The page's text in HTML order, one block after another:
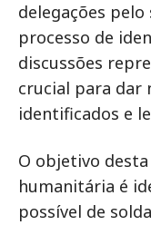
delegações
processo de
discussões
crucial para dar
identificados e
O objetivo
humanitária é
possível de